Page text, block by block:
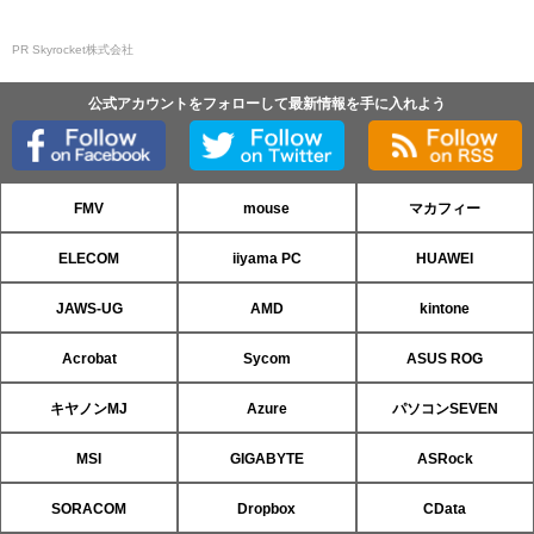
PR Skyrocket株式会社
公式アカウントをフォローして最新情報を手に入れよう
FMV mouse マカフィー
ELECOM iiyama PC HUAWEI
JAWS-UG AMD kintone
Acrobat Sycom ASUS ROG
キヤノンMJ Azure パソコンSEVEN
MSI GIGABYTE ASRock
SORACOM Dropbox CData